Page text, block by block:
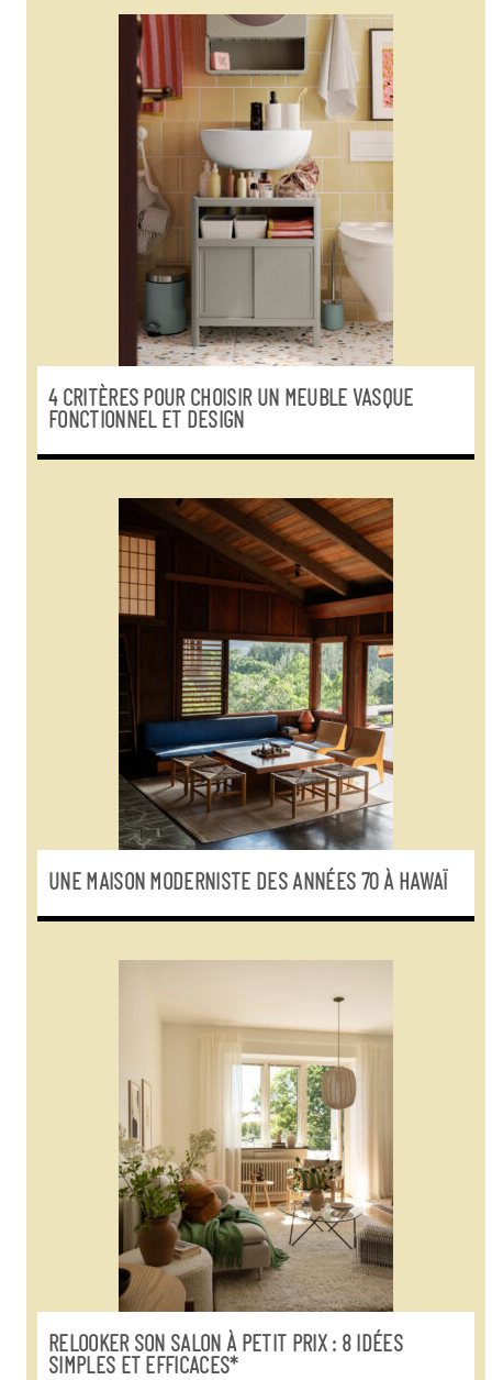
4 CRITÈRES POUR CHOISIR UN MEUBLE VASQUE
FONCTIONNEL ET DESIGN
UNE MAISON MODERNISTE DES ANNÉES 70 À HAWAÏ
RELOOKER SON SALON À PETIT PRIX : 8 IDÉES
SIMPLES ET EFFICACES*